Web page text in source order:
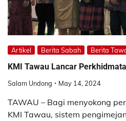
Artikel Berita Sabah Berita
KMI Tawau Lancar
Salam Undong May 14, 2024
TAWAU – Bagi menyokong
KMI Tawau, sistem